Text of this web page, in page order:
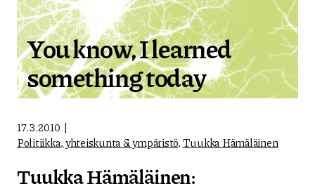
You know, I learned
something today
17.3.2010
Politiikka, yhteiskunta & ympäristö,Tuukka Hämäläinen
Tuukka Hämäläinen: